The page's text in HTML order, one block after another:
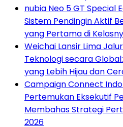
nubia Neo 5 GT Special
Sistem Pendingin Aktif
yang Pertama di
Weichai Lansir Lima
Teknologi secara
yang Lebih Hijau dan
Campaign Connect
Pertemukan Eksekutif
Membahas Strategi
2026